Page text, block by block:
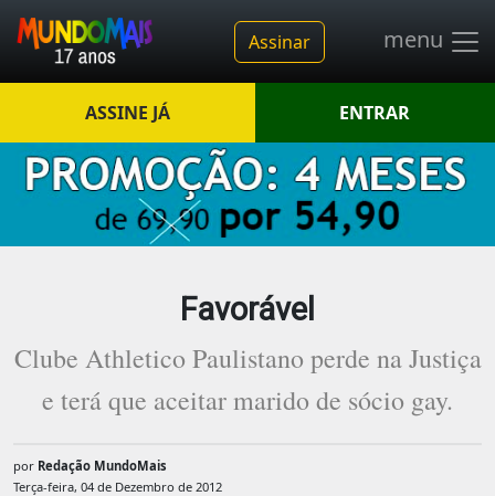
Assinar menu
ASSINE JÁ ENTRAR
Favorável
Clube Athletico Paulistano perde na Justiça
e terá que aceitar marido de sócio gay.
por Redação MundoMais
Terça-feira, 04 de Dezembro de 2012